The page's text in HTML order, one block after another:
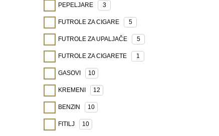
PEPELJARE 3
FUTROLE ZA CIGARE 5
FUTROLE ZA UPALJAČE 5
FUTROLE ZA CIGARETE 1
GASOVI 10
KREMENI 12
BENZIN 10
FITILJ 10